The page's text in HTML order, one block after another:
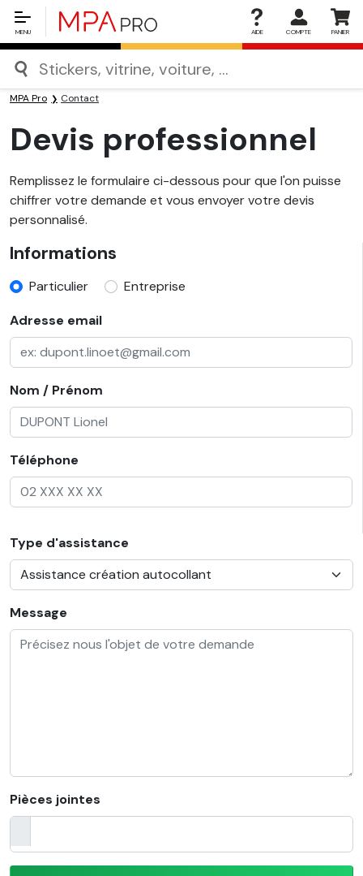
MENU AIDE COMPTE PANIER
MPA Pro Contact
Devis professionnel
Remplissez le formulaire ci-dessous pour que l'on puisse
chiffrer votre demande et vous envoyer votre devis
personnalisé.
Informations
Particulier
Entreprise
Adresse email
Nom / Prénom
Téléphone
Type d'assistance
Message
Pièces jointes